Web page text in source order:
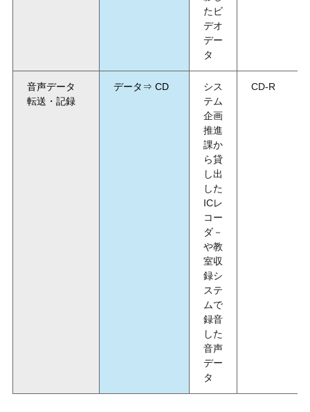
たビ
デオ
デー
タ
音声データ
転送・記録
データ⇒ CD
シス
テム
企画
推進
課か
ら貸
し出
した
ICレ
コー
ダ－
や教
室収
録シ
ステ
ムで
録音
した
音声
デー
タ
CD-R